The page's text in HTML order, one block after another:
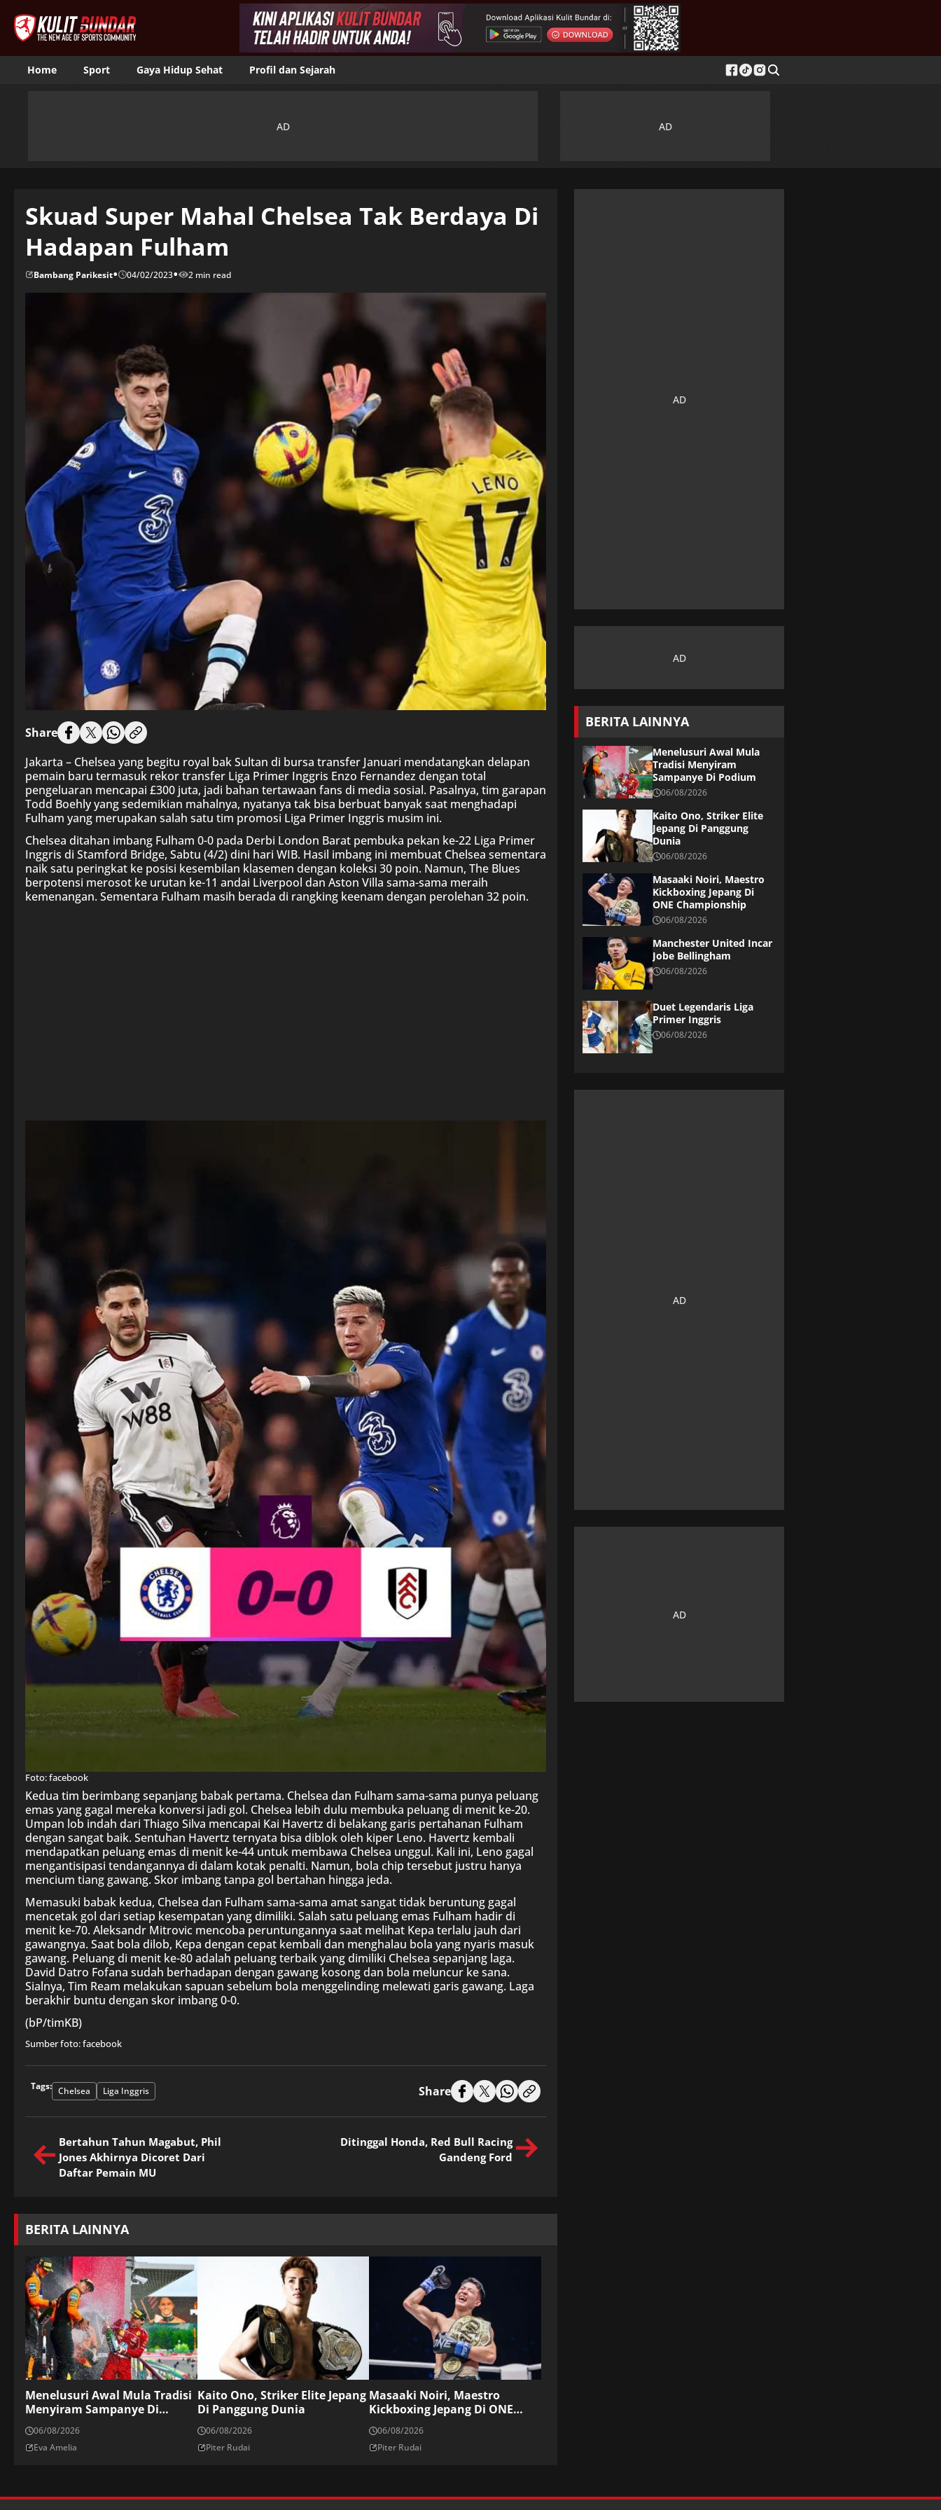
Home Sport Gaya Hidup Sehat Profil dan Sejarah
Skuad Super Mahal Chelsea Tak Berdaya Di
Hadapan Fulham
Bambang Parikesit• 04/02/2023• 2 min read
Share
Jakarta – Chelsea yang begitu royal bak Sultan di bursa transfer Januari mendatangkan delapan
pemain baru termasuk rekor transfer Liga Primer Inggris Enzo Fernandez dengan total
pengeluaran mencapai £300 juta, jadi bahan tertawaan fans di media sosial. Pasalnya, tim garapan
Todd Boehly yang sedemikian mahalnya, nyatanya tak bisa berbuat banyak saat menghadapi
Fulham yang merupakan salah satu tim promosi Liga Primer Inggris musim ini.
Chelsea ditahan imbang Fulham 0-0 pada Derbi London Barat pembuka pekan ke-22 Liga Primer
Inggris di Stamford Bridge, Sabtu (4/2) dini hari WIB. Hasil imbang ini membuat Chelsea sementara
naik satu peringkat ke posisi kesembilan klasemen dengan koleksi 30 poin. Namun, The Blues
berpotensi merosot ke urutan ke-11 andai Liverpool dan Aston Villa sama-sama meraih
kemenangan. Sementara Fulham masih berada di rangking keenam dengan perolehan 32 poin.
Foto: facebook
Kedua tim berimbang sepanjang babak pertama. Chelsea dan Fulham sama-sama punya peluang
emas yang gagal mereka konversi jadi gol. Chelsea lebih dulu membuka peluang di menit ke-20.
Umpan lob indah dari Thiago Silva mencapai Kai Havertz di belakang garis pertahanan Fulham
dengan sangat baik. Sentuhan Havertz ternyata bisa diblok oleh kiper Leno. Havertz kembali
mendapatkan peluang emas di menit ke-44 untuk membawa Chelsea unggul. Kali ini, Leno gagal
mengantisipasi tendangannya di dalam kotak penalti. Namun, bola chip tersebut justru hanya
mencium tiang gawang. Skor imbang tanpa gol bertahan hingga jeda.
Memasuki babak kedua, Chelsea dan Fulham sama-sama amat sangat tidak beruntung gagal
mencetak gol dari setiap kesempatan yang dimiliki. Salah satu peluang emas Fulham hadir di
menit ke-70. Aleksandr Mitrovic mencoba peruntungannya saat melihat Kepa terlalu jauh dari
gawangnya. Saat bola dilob, Kepa dengan cepat kembali dan menghalau bola yang nyaris masuk
gawang. Peluang di menit ke-80 adalah peluang terbaik yang dimiliki Chelsea sepanjang laga.
David Datro Fofana sudah berhadapan dengan gawang kosong dan bola meluncur ke sana.
Sialnya, Tim Ream melakukan sapuan sebelum bola menggelinding melewati garis gawang. Laga
berakhir buntu dengan skor imbang 0-0.
(bP/timKB)
Sumber foto: facebook
Tags: Chelsea Liga Inggris Share
Bertahun Tahun Magabut, Phil
Jones Akhirnya Dicoret Dari
Daftar Pemain MU
Ditinggal Honda, Red Bull Racing
Gandeng Ford
BERITA LAINNYA
Menelusuri Awal Mula Tradisi
Menyiram Sampanye Di
Podium
06/08/2026
Eva Amelia
Kaito Ono, Striker Elite Jepang
Di Panggung Dunia
06/08/2026
Piter Rudai
Masaaki Noiri, Maestro
Kickboxing Jepang Di ONE
Championship
06/08/2026
Piter Rudai
BERITA LAINNYA
Menelusuri Awal Mula
Tradisi Menyiram
Sampanye Di Podium
06/08/2026
Kaito Ono, Striker Elite
Jepang Di Panggung
Dunia
06/08/2026
Masaaki Noiri, Maestro
Kickboxing Jepang Di
ONE Championship
06/08/2026
Manchester United Incar
Jobe Bellingham
06/08/2026
Duet Legendaris Liga
Primer Inggris
06/08/2026